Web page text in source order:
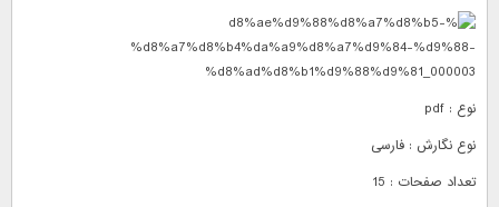
نوع : pdf
نوع نگارش : فارسی
تعداد صفحات : 15